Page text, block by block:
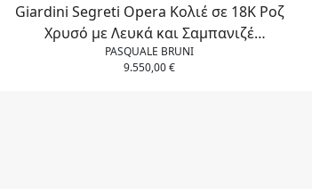
Giardini Segreti Opera Κολιέ σε 18Κ Ροζ
Χρυσό με Λευκά και Σαμπανιζέ
Διαμάντια
PASQUALE BRUNI
9.550,00€